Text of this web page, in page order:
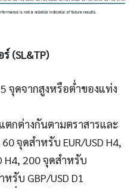
(SL&TP)
จุดจากสูงหรือต่ำของแท่ง
ตกต่างกันตามตราสารและ
จุดสำหรับ EUR/USD H4,
H4, 200 จุดสำหรับ
หรับ GBP/USD D1